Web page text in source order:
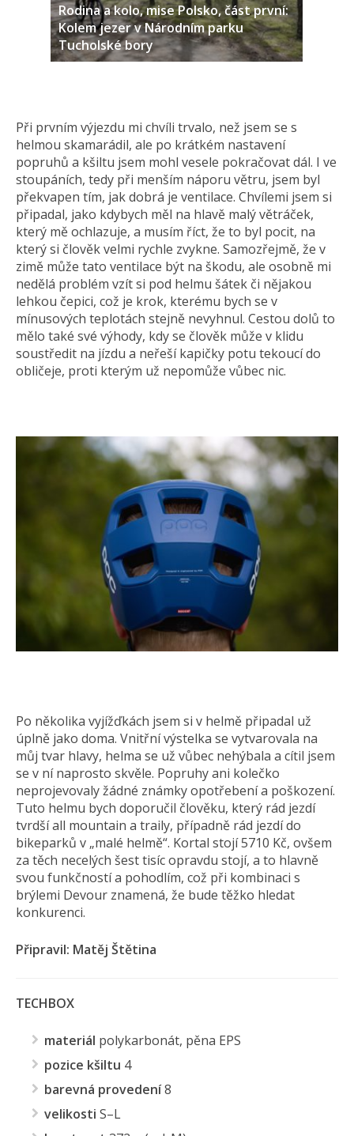
Rodina a kolo, mise Polsko, část první:
Kolem jezer v Národním parku
Tucholské bory
Při prvním výjezdu mi chvíli trvalo, než jsem se s
helmou skamarádil, ale po krátkém nastavení
popruhů a kšiltu jsem mohl vesele pokračovat dál. I ve
stoupáních, tedy při menším náporu větru, jsem byl
překvapen tím, jak dobrá je ventilace. Chvílemi jsem si
připadal, jako kdybych měl na hlavě malý větráček,
který mě ochlazuje, a musím říct, že to byl pocit, na
který si člověk velmi rychle zvykne. Samozřejmě, že v
zimě může tato ventilace být na škodu, ale osobně mi
nedělá problém vzít si pod helmu šátek či nějakou
lehkou čepici, což je krok, kterému bych se v
mínusových teplotách stejně nevyhnul. Cestou dolů to
mělo také své výhody, kdy se člověk může v klidu
soustředit na jízdu a neřeší kapičky potu tekoucí do
obličeje, proti kterým už nepomůže vůbec nic.
Po několika vyjížďkách jsem si v helmě připadal už
úplně jako doma. Vnitřní výstelka se vytvarovala na
můj tvar hlavy, helma se už vůbec nehýbala a cítil jsem
se v ní naprosto skvěle. Popruhy ani kolečko
neprojevovaly žádné známky opotřebení a poškození.
Tuto helmu bych doporučil člověku, který rád jezdí
tvrdší all mountain a traily, případně rád jezdí do
bikeparků v „malé helmě“. Kortal stojí 5710 Kč, ovšem
za těch necelých šest tisíc opravdu stojí, a to hlavně
svou funkčností a pohodlím, což při kombinaci s
brýlemi Devour znamená, že bude těžko hledat
konkurenci.
Připravil: Matěj Štětina
TECHBOX
materiál polykarbonát, pěna EPS
pozice kšiltu 4
barevná provedení8
velikosti S–L